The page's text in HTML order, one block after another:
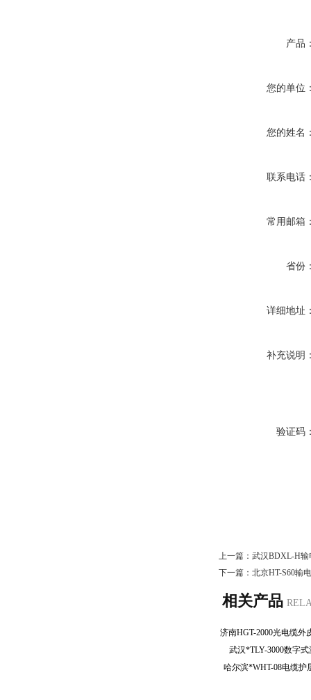
产品
您的单位
您的姓名
联系电话
常用邮箱
省份
详细地址
补充说明
验证码
上一篇： 武汉BDXL-H输
下一篇： 北京HT-S60输
相关产品
武汉*TLY-3000数字
哈尔滨*WHT-08电缆